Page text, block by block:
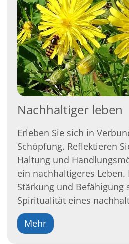
Nachhaltiger leben
Erleben Sie sich in
Schöpfung. Reflektieren
Haltung und
ein nachhaltigeres Leben.
Stärkung und Befähigung
Spiritualität eines
Mehr